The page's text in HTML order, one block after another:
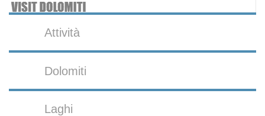
Attività
Dolomiti
Laghi